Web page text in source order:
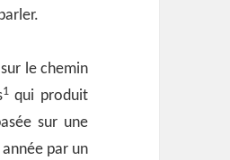
le chemin
1qui produit
sur une
par un